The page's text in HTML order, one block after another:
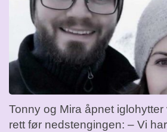
Tonny og Mira åpnet
rett før nedstengingen: – Vi